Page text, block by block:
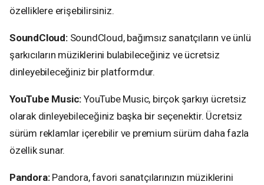
özelliklere erişebilirsiniz.
SoundCloud:SoundCloud, bağımsız sanatçıların ve ünlü
şarkıcıların müziklerini bulabileceğiniz ve ücretsiz
dinleyebileceğiniz bir platformdur.
YouTube Music: YouTube Music, birçok şarkıyı ücretsiz
olarak dinleyebileceğiniz başka bir seçenektir. Ücretsiz
sürüm reklamlar içerebilir ve premium sürüm daha fazla
özellik sunar.
Pandora:Pandora, favori sanatçılarınızın müziklerini